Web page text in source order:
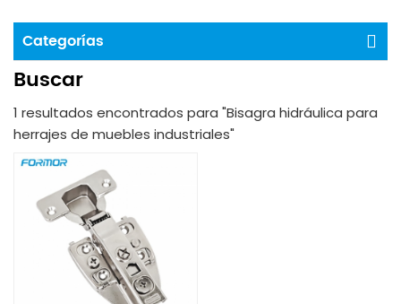
Categorías
Buscar
1 resultados encontrados para "Bisagra hidráulica para
herrajes de muebles industriales"